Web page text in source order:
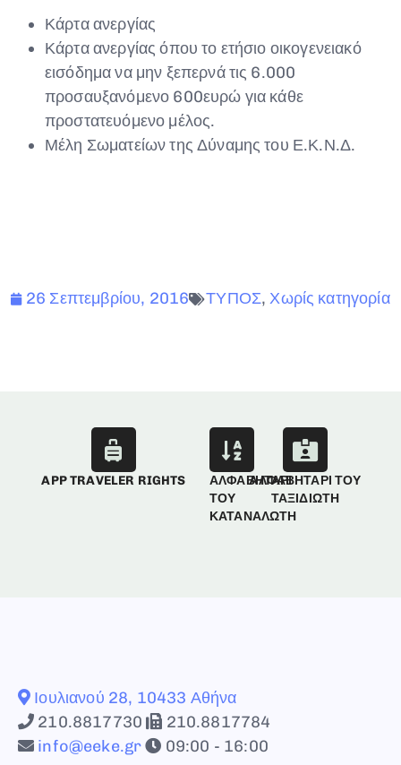
Κάρτα ανεργίας
Κάρτα ανεργίας όπου το ετήσιο οικογενειακό
εισόδημα να μην ξεπερνά τις 6.000
προσαυξανόμενο 600ευρώ για κάθε
προστατευόμενο μέλος.
Μέλη Σωματείων της Δύναμης του Ε.Κ.Ν.Δ.
26 Σεπτεμβρίου, 2016 ΤΥΠΟΣ,Χωρίς κατηγορία
APP TRAVELER RIGHTS
ΑΛΦΑΒΗΤΑΡΙ
ΤΟΥ
ΚΑΤΑΝΑΛΩΤΗ
ΑΛΦΑΒΗΤΑΡΙ ΤΟΥ
ΤΑΞΙΔΙΩΤΗ
Ιουλιανού 28, 10433 Αθήνα
210.8817730
210.8817784
info@eeke.gr
09:00 - 16:00